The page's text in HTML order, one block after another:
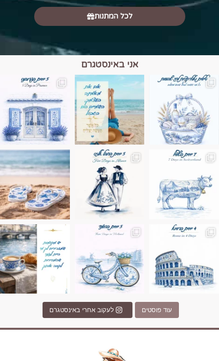
לכל המתנות
אני באינסטגרם
הם הגבול 💙🩵
בחבל אלזס צרפת
בחופשה שבו הכל נהיה פשוט יותר. החול, הי
Instagram post
Instagram post 17994326828955248
עוד פוסטים לעקוב אחרי באינסטגרם